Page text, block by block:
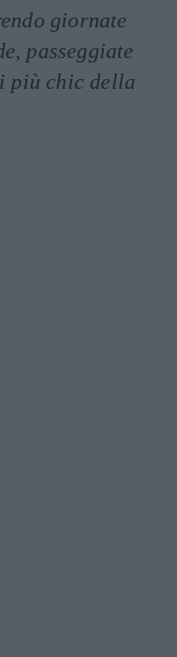
giornate
passeggiate
più chic della